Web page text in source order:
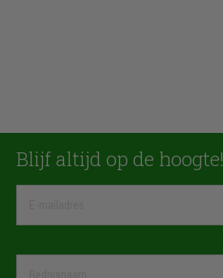
Blijf altijd op de hoogte!